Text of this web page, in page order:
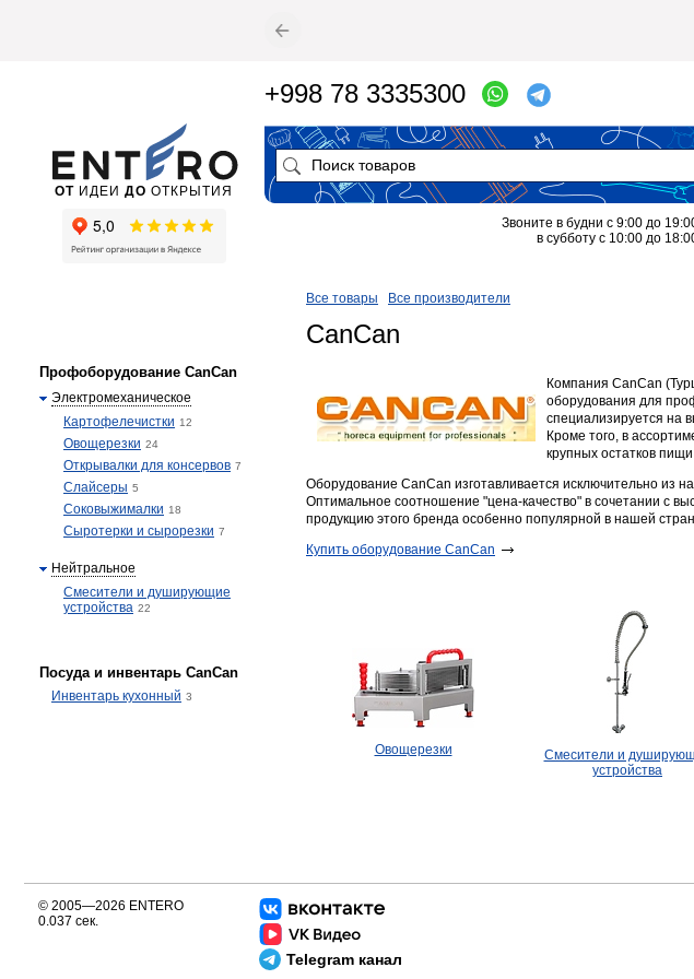
Все товары Все производители
CanCan
Компания CanCan
оборудования для
специализируется на
Кроме того, в
крупных остатков
Оборудование CanCan изготавливается исключительно из
Оптимальное соотношение "цена-качество" в сочетании с
продукцию этого бренда особенно популярной в нашей
Купить оборудование CanCan
Овощерезки
Смесители и
устройства
Профоборудование CanCan
Электромеханическое
Картофелечистки 12
Овощерезки 24
Открывалки для консервов 7
Слайсеры 5
Соковыжималки 18
Сыротерки и сырорезки 7
Нейтральное
Смесители и душирующие
устройства 22
Посуда и инвентарь CanCan
Инвентарь кухонный 3
ОТ ИДЕИ ДО ОТКРЫТИЯ
+998 78 3335300
Звоните в будни с 9:00 до
в субботу с 10:00 до
Telegram канал
© 2005—2026 ENTERO
0.037 сек.